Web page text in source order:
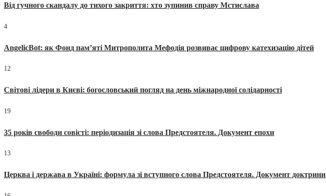
Від гучного скандалу до тихого закриття: хто зупинив справу Мстислава
4
AngelicBot: як Фонд пам’яті Митрополита Мефодія розвиває цифрову катехизацію дітей
12
Світові лідери в Києві: богословський погляд на день міжнародної солідарності
19
35 років свободи совісті: періодизація зі слова Предстоятеля. Документ епохи
13
Церква і держава в Україні: формула зі вступного слова Предстоятеля. Документ доктрини